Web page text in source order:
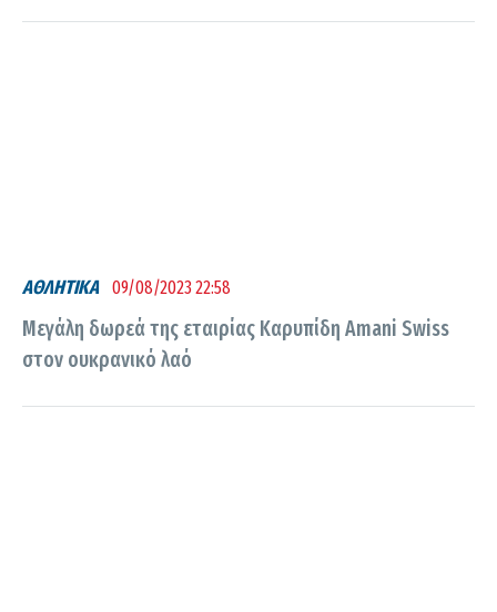
ΑΘΛΗΤΙΚΑ 09/08/2023 22:58
Μεγάλη δωρεά της εταιρίας Καρυπίδη Amani Swiss
στον ουκρανικό λαό